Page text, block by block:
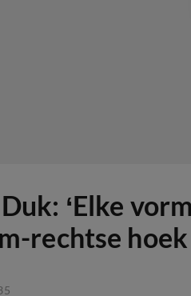
‘Elke
rechtse hoek